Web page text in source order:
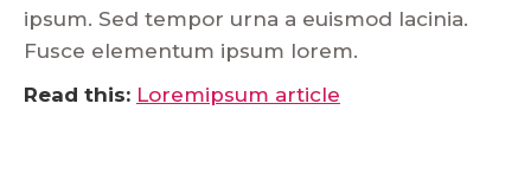
ipsum. Sed tempor urna a euismod lacinia.
Fusce elementum ipsum lorem.
Read this: Loremipsum article